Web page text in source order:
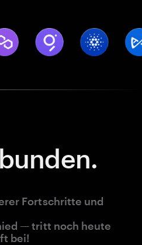
Fortschritte und
— tritt noch heute
bei!